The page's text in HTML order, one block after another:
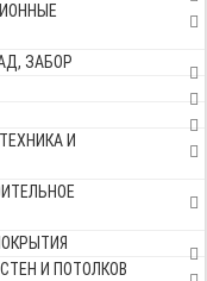
ЗАБОР
И
И ПОТОЛКОВ